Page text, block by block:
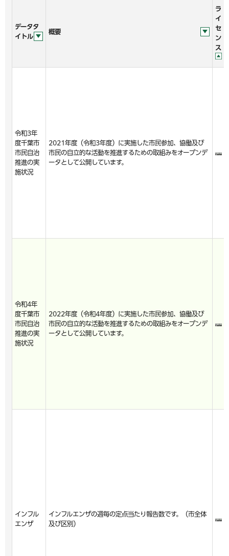
データタ
イトル
概要
ラ
イ
セ
ン
ス
令和3年
度千葉市
市民自治
推進の実
施状況
2021年度（令和3年度）に実施した市民参加、協働及び
市民の自立的な活動を推進するための取組みをオープンデ
ータとして公開しています。
令和4年
度千葉市
市民自治
推進の実
施状況
2022年度（令和4年度）に実施した市民参加、協働及び
市民の自立的な活動を推進するための取組みをオープンデ
ータとして公開しています。
インフル
エンザ
インフルエンザの週毎の定点当たり報告数です。（市全体
及び区別）